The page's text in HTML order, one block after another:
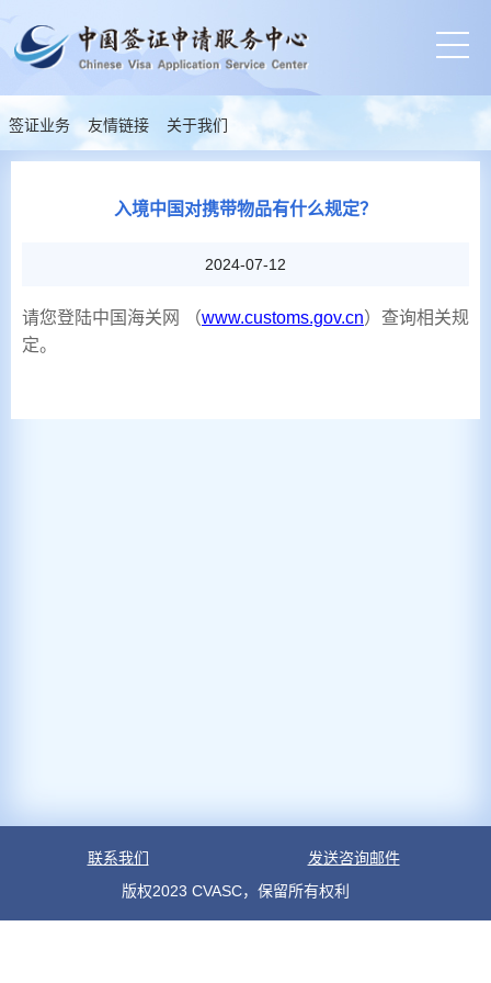
签证业务 友情链接 关于我们
入境中国对携带物品有什么规定？
2024-07-12
请您登陆中国海关网 （www.customs.gov.cn）查询相关规
定。
联系我们
发送咨询邮件
版权2023 CVASC，保留所有权利